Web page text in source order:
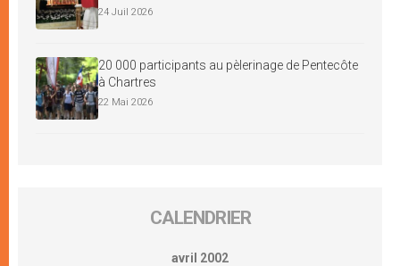
24 Juil 2026
20 000 participants au pèlerinage de Pentecôte
à Chartres
22 Mai 2026
CALENDRIER
avril 2002